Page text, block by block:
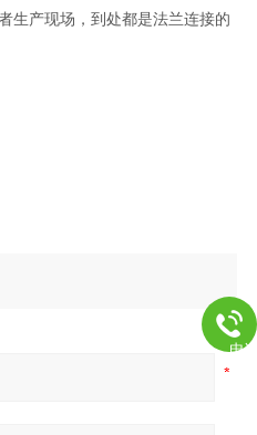
生产现场，到处都是法兰连接的
电